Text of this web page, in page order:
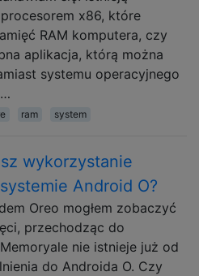
x86, które
RAM komputera, czy
aplikacja, którą można
systemu operacyjnego
ram system
wykorzystanie
Android O?
Oreo mogłem zobaczyć
przechodząc do
nie istnieje już od
do Androida O. Czy